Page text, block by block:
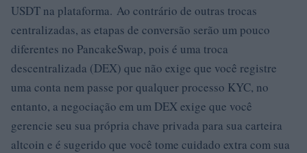
USDT na plataforma. Ao contrário de outras trocas
centralizadas, as etapas de conversão serão um pouco
diferentes no PancakeSwap, pois é uma troca
descentralizada (DEX) que não exige que você registre
uma conta nem passe por qualquer processo KYC, no
entanto, a negociação em um DEX exige que você
gerencie seu sua própria chave privada para sua carteira
altcoin e é sugerido que você tome cuidado extra com sua